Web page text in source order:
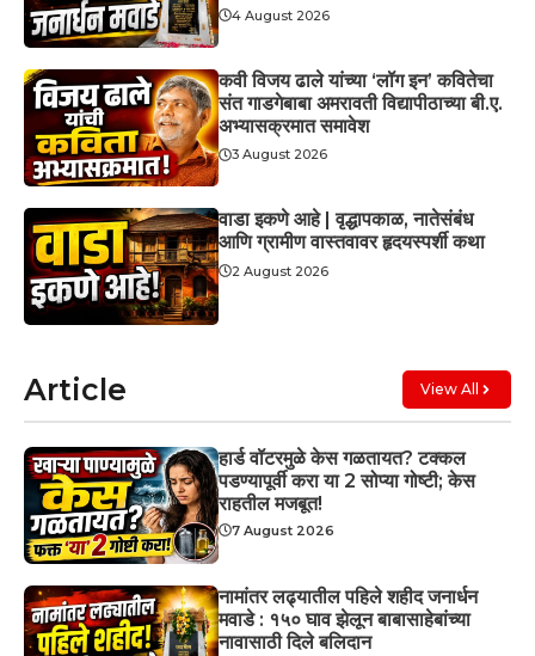
4 August 2026
कवी विजय ढाले यांच्या ‘लॉग इन’ कवितेचा
संत गाडगेबाबा अमरावती विद्यापीठाच्या बी.ए.
अभ्यासक्रमात समावेश
3 August 2026
वाडा इकणे आहे | वृद्धापकाळ, नातेसंबंध
आणि ग्रामीण वास्तवावर हृदयस्पर्शी कथा
2 August 2026
Article View All
हार्ड वॉटरमुळे केस गळतायत? टक्कल
पडण्यापूर्वी करा या 2 सोप्या गोष्टी; केस
राहतील मजबूत!
7 August 2026
नामांतर लढ्यातील पहिले शहीद जनार्धन
मवाडे : १५० घाव झेलून बाबासाहेबांच्या
नावासाठी दिले बलिदान